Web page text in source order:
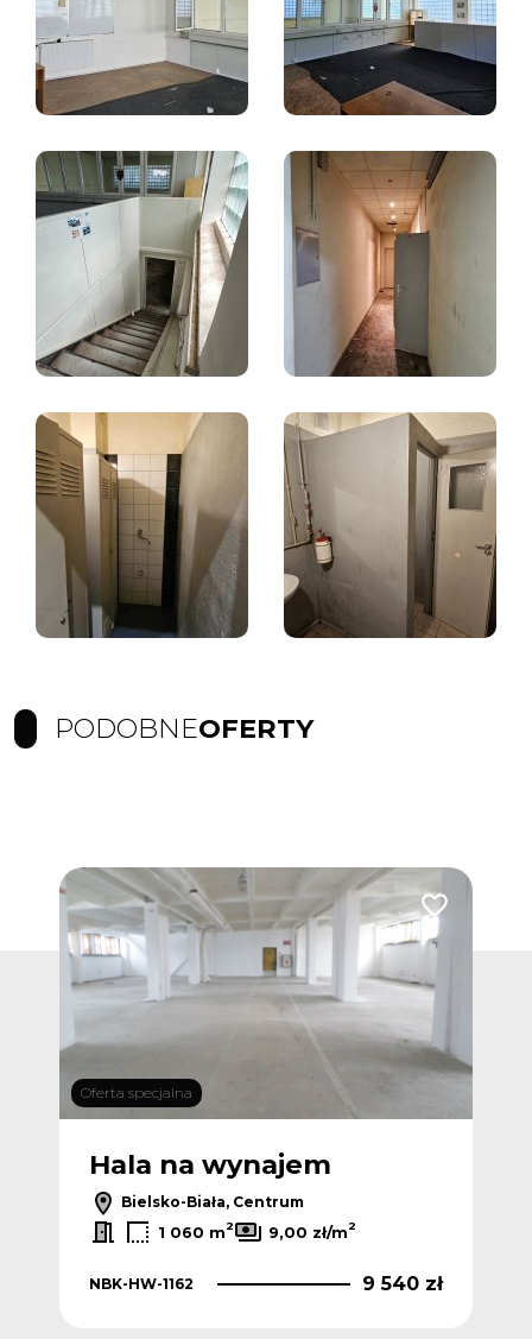
PODOBNEOFERTY
Dodaj do ulubionych
Oferta specjalna
Dodaj do
Hala na wynajem
Bielsko-Biała, Centrum
1 060 m2 9,00 zł/m2
NBK-HW-1162 9 540 zł